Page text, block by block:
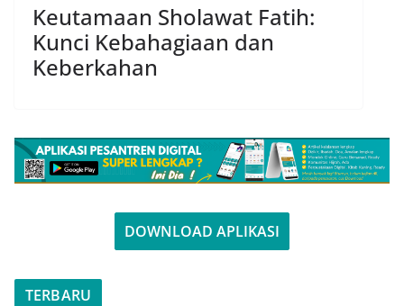
Keutamaan Sholawat Fatih:
Kunci Kebahagiaan dan
Keberkahan
DOWNLOAD APLIKASI
TERBARU